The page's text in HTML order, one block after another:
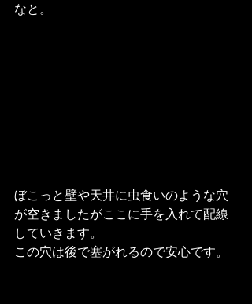
なと。
ぼこっと壁や天井に虫食いのような穴
が空きましたがここに手を入れて配線
していきます。
この穴は後で塞がれるので安心です。